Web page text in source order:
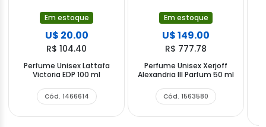
Em estoque
U$ 20.00
R$ 104.40
Perfume Unisex Lattafa
Victoria EDP 100 ml
Cód. 1466614
Em estoque
U$ 149.00
R$ 777.78
Perfume Unisex Xerjoff
Alexandria III Parfum 50 ml
Cód. 1563580